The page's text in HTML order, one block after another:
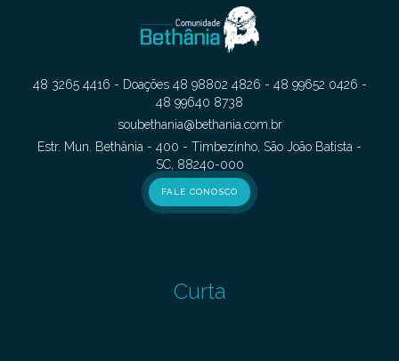
48 3265 4416 - Doações 48 98802 4826 - 48 99652 0426 -
48 99640 8738
soubethania@bethania.com.br
Estr. Mun. Bethânia - 400 - Timbezinho, São João Batista -
SC, 88240-000
FALE CONOSCO
Curta